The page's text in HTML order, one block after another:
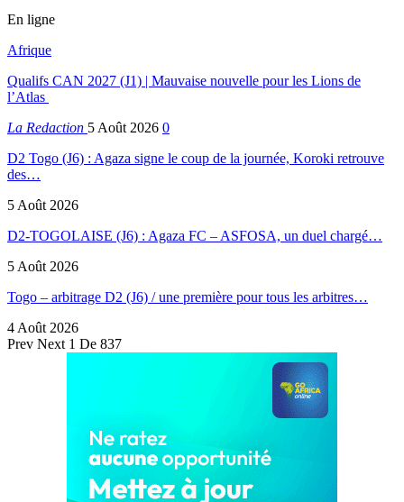
En ligne
Afrique
Qualifs CAN 2027 (J1) | Mauvaise nouvelle pour les Lions de
l’Atlas
La Redaction 5 Août 2026 0
D2 Togo (J6) : Agaza signe le coup de la journée, Koroki retrouve
des…
5 Août 2026
D2-TOGOLAISE (J6) : Agaza FC – ASFOSA, un duel chargé…
5 Août 2026
Togo – arbitrage D2 (J6) / une première pour tous les arbitres…
4 Août 2026
Prev Next 1 De 837